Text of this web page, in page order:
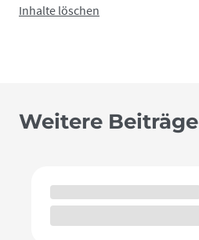
Inhalte löschen
Weitere Beiträge